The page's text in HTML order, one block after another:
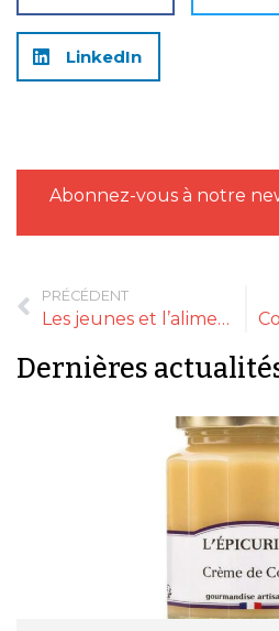
LinkedIn
Abonnez-vous à notre
PRÉCÉDENT
Les jeunes et l’alimentation au quotidien
Dernières